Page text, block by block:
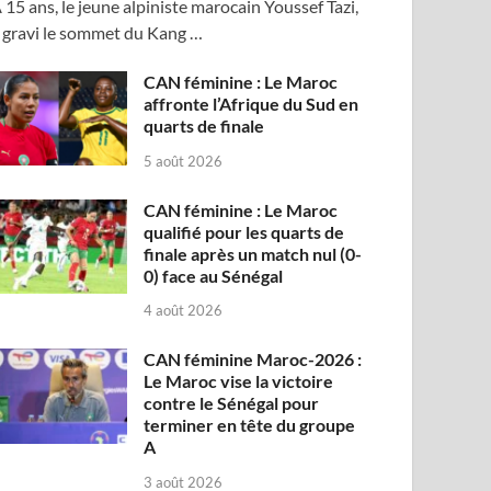
15 ans, le jeune alpiniste marocain Youssef Tazi,
gravi le sommet du Kang …
CAN féminine : Le Maroc
affronte l’Afrique du Sud en
quarts de finale
5 août 2026
CAN féminine : Le Maroc
qualifié pour les quarts de
finale après un match nul (0-
0) face au Sénégal
4 août 2026
CAN féminine Maroc-2026 :
Le Maroc vise la victoire
contre le Sénégal pour
terminer en tête du groupe
A
3 août 2026